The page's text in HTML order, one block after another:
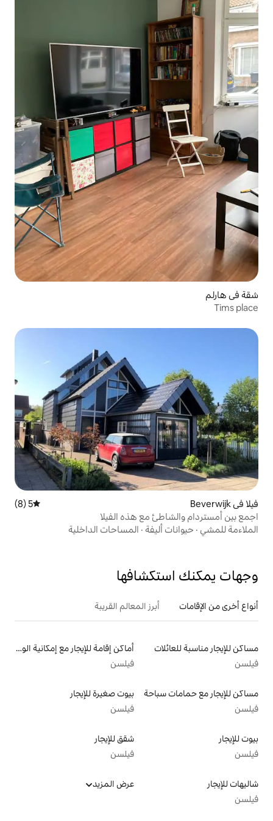
مع هذه الفيلا
·المساحات الداخلية
أبرز المعالم القريبة
أماكن إقامة للإيجار مع إمكانية الوصول إلى الشاطئ
فيلسن
بيوت صغيرة للإيجار
فيلسن
شقق للإيجار
فيلسن
عرض المزيد